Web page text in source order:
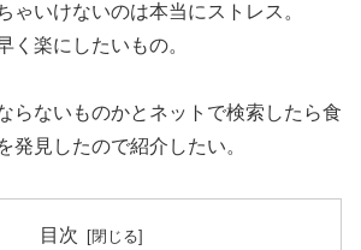
ゃいけないのは本当にストレス。
く楽にしたいもの。
らないものかとネットで検索したら食
発見したので紹介したい。
目次